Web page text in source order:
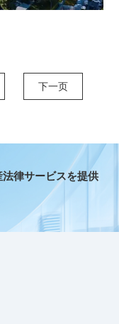
下一页
律サービスを提供